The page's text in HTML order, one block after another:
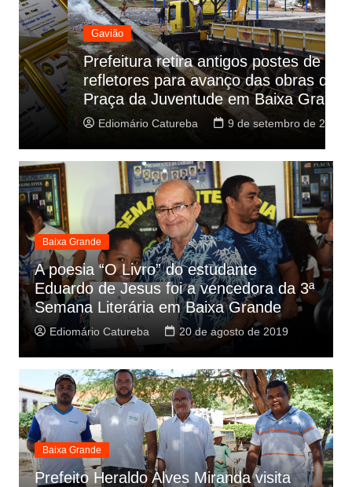
Gavião
Prefeitura retira antigos postes de
refletores para avanço das obras da
Praça da Juventude em Baixa Grande
Ediomário Catureba 9 de setembro de 2019
Baixa Grande
A poesia “O Livro” do estudante
Eduardo de Jesus foi a vencedora da 3ª
Semana Literária em Baixa Grande
Ediomário Catureba 20 de agosto de 2019
Baixa Grande
Prefeito Heraldo Alves Miranda visita